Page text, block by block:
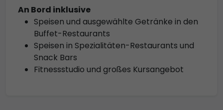
An Bord inklusive
Speisen und ausgewählte Getränke in den
Buffet-Restaurants
Speisen in Spezialitäten-Restaurants und
Snack Bars
Fitnessstudio und großes Kursangebot